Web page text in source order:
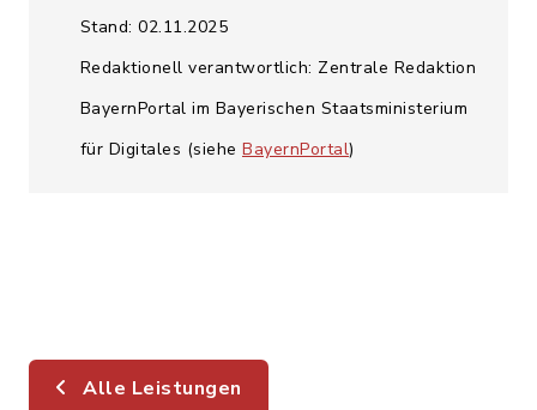
Stand: 02.11.2025
Redaktionell verantwortlich: Zentrale Redaktion
BayernPortal im Bayerischen Staatsministerium
für Digitales (siehe BayernPortal)
Alle Leistungen